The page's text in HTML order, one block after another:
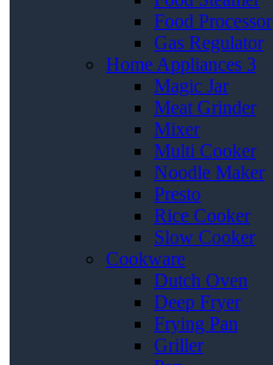
Food Processor
Gas Regulator
Home Appliances 3
Magic Jar
Meat Grinder
Mixer
Multi Cooker
Noodle Maker
Presto
Rice Cooker
Slow Cooker
Cookware
Dutch Oven
Deep Fryer
Frying Pan
Griller